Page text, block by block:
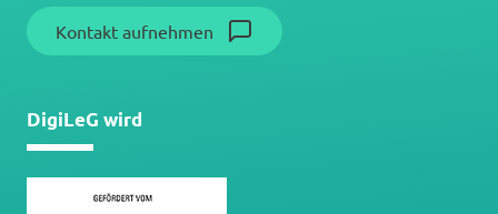
Kontakt aufnehmen
DigiLeG wird